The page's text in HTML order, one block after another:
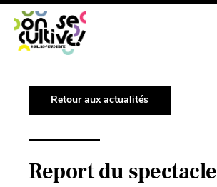
Retour aux actualités
Report du spectacle